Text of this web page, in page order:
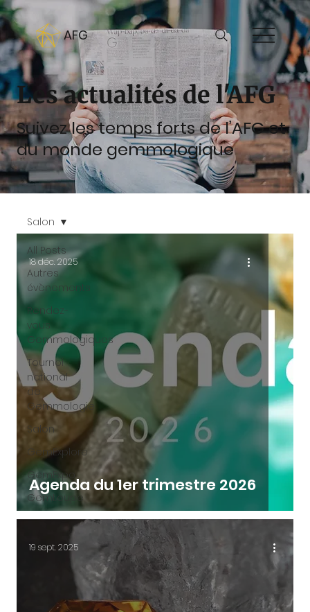
AFG
Les actualités de l'AFG
Suivez les temps forts de l’AFG et
du monde gemmologique
All Posts
Autres
évènements
Rendez-
vous
Gemmologiques
Tournoi
national
de
Gemmologie
Salon
GemExplore
GemExpo
GemLoupe
Salon
Agenda du 1er trimestre 2026
18 déc. 2025
19 sept. 2025